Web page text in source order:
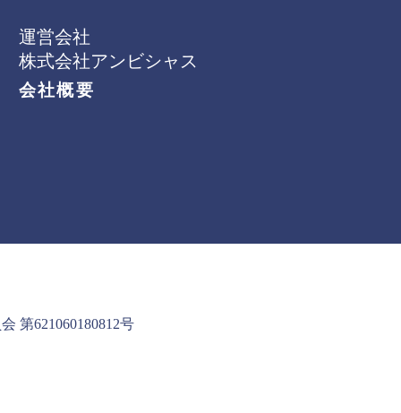
運営会社
株式会社アンビシャス
会社概要
第621060180812号